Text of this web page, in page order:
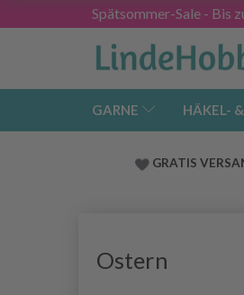
Spätsommer-Sale - Bis
GARNE HÄKEL-
GRATIS
Ostern